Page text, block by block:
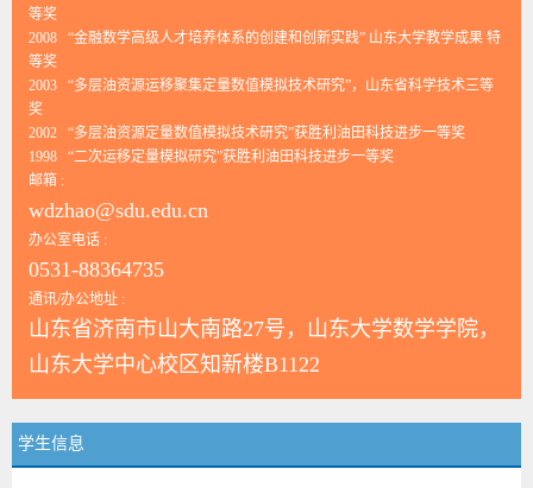
等奖
2008 “金融数学高级人才培养体系的创建和创新实践” 山东大学教学成果 特
等奖
2003 “多层油资源运移聚集定量数值模拟技术研究”，山东省科学技术三等
奖
2002 “多层油资源定量数值模拟技术研究”获胜利油田科技进步一等奖
1998 “二次运移定量模拟研究”获胜利油田科技进步一等奖
邮箱 :
wdzhao@sdu.edu.cn
办公室电话 :
0531-88364735
通讯/办公地址 :
山东省济南市山大南路27号，山东大学数学学院，
山东大学中心校区知新楼B1122
学生信息